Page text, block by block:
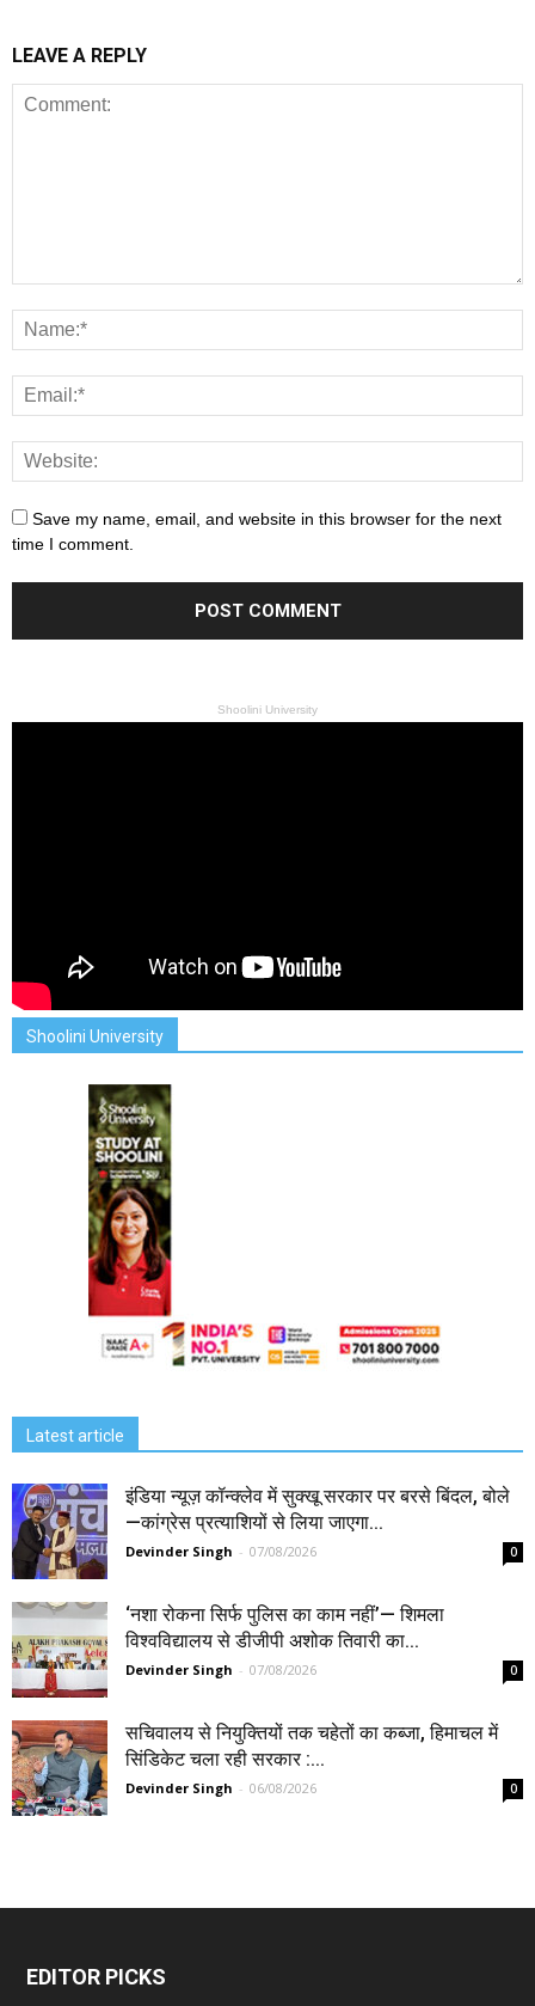
LEAVE A REPLY
Save my name, email, and website in this browser for the next
time I comment.
Shoolini University
Shoolini University
Latest article
इंडिया न्यूज़ कॉन्क्लेव में सुक्खू सरकार पर बरसे बिंदल, बोले
—कांग्रेस प्रत्याशियों से लिया जाएगा...
Devinder Singh - 07/08/2026 0
‘नशा रोकना सिर्फ पुलिस का काम नहीं’— शिमला
विश्वविद्यालय से डीजीपी अशोक तिवारी का...
Devinder Singh - 07/08/2026 0
सचिवालय से नियुक्तियों तक चहेतों का कब्जा, हिमाचल में
सिंडिकेट चला रही सरकार :...
Devinder Singh - 06/08/2026 0
EDITOR PICKS